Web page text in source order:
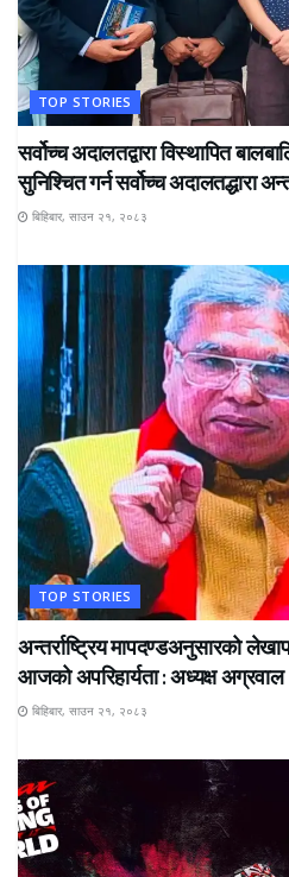
TOP STORIES
सर्वोच्च अदालतद्वारा विस्थापित
सुनिश्चित गर्न सर्वोच्च अदालतद्धारा
बिहिबार, साउन २१, २०८३
TOP STORIES
अन्तर्राष्ट्रिय मापदण्डअनुसारको
आजको अपरिहार्यता : अध्यक्ष अग्रवाल
बिहिबार, साउन २१, २०८३